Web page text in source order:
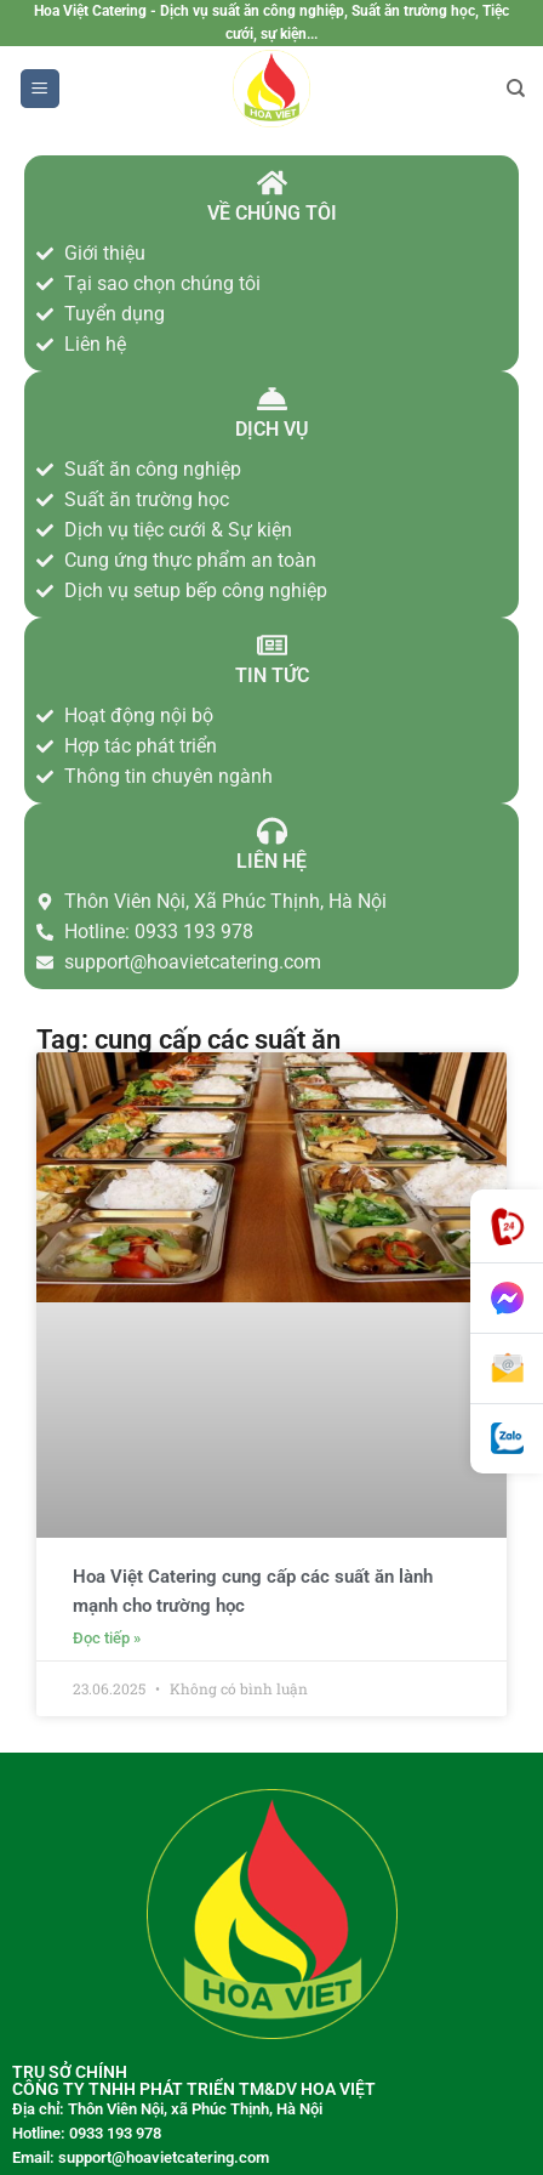
Hoa Việt Catering - Dịch vụ suất ăn công nghiệp, Suất ăn trường học, Tiệc
cưới, sự kiện...
VỀ CHÚNG TÔI
Giới thiệu
Tại sao chọn chúng tôi
Tuyển dụng
Liên hệ
DỊCH VỤ
Suất ăn công nghiệp
Suất ăn trường học
Dịch vụ tiệc cưới & Sự kiện
Cung ứng thực phẩm an toàn
Dịch vụ setup bếp công nghiệp
TIN TỨC
Hoạt động nội bộ
Hợp tác phát triển
Thông tin chuyên ngành
LIÊN HỆ
Thôn Viên Nội, Xã Phúc Thịnh, Hà Nội
Hotline: 0933 193 978
support@hoavietcatering.com
Tag: cung cấp các suất ăn
Hoa Việt Catering cung cấp các suất ăn lành
mạnh cho trường học
Đọc tiếp »
23.06.2025 Không có bình luận
TRỤ SỞ CHÍNH
CÔNG TY TNHH PHÁT TRIỂN TM&DV HOA VIỆT
Địa chỉ: Thôn Viên Nội, xã Phúc Thịnh, Hà Nội
Hotline: 0933 193 978
Email: support@hoavietcatering.com